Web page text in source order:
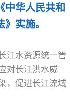
中华人民共和
实施。
江水资源统一管
对长江洪水威
，促进长江流域